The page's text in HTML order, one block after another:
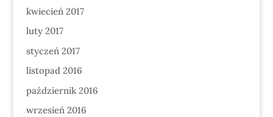
kwiecień 2017
luty 2017
styczeń 2017
listopad 2016
październik 2016
wrzesień 2016